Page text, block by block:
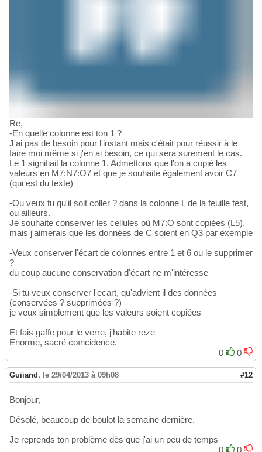
Re,
-En quelle colonne est ton 1 ?
J'ai pas de besoin pour l'instant mais c'était pour réussir à le
faire moi même si j'en ai besoin, ce qui sera surement le cas.
Le 1 signifiait la colonne 1. Admettons que l'on a copié les
valeurs en M7:N7:O7 et que je souhaite également avoir C7
(qui est du texte)
-Ou veux tu qu'il soit coller ? dans la colonne L de la feuille test,
ou ailleurs.
Je souhaite conserver les cellules où M7:O sont copiées (L5),
mais j'aimerais que les données de C soient en Q3 par exemple
-Veux conserver l'écart de colonnes entre 1 et 6 ou le supprimer
?
du coup aucune conservation d'écart ne m'intéresse
-Si tu veux conserver l'ecart, qu'advient il des données
(conservées ? supprimées ?)
je veux simplement que les valeurs soient copiées
Et fais gaffe pour le verre, j'habite reze
Enorme, sacré coïncidence.
0
0
Guiiand , le 29/04/2013 à 09h08 #12
Bonjour,
Désolé, beaucoup de boulot la semaine dernière.
Je reprends ton problème dès que j'ai un peu de temps